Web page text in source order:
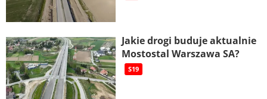
Jakie drogi buduje aktualnie
Mostostal Warszawa SA?
S19